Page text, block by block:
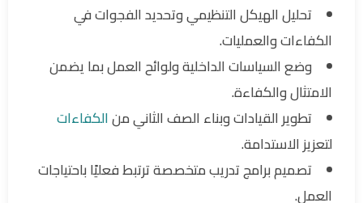
تحليل الهيكل التنظيمي وتحديد الفجوات في
الكفاءات والعمليات.
وضع السياسات الداخلية ولوائح العمل بما يضمن
الامتثال والكفاءة.
تطوير القيادات وبناء الصف الثاني منالكفاءات
لتعزيز الاستدامة.
تصميم برامج تدريب متخصصة ترتبط فعليًا باحتياجات
العمل.